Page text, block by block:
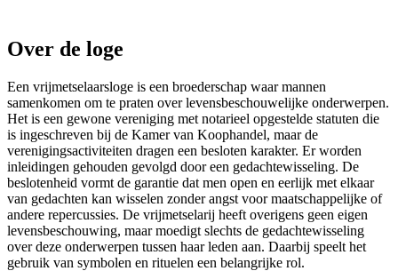
Over de loge
Een vrijmetselaarsloge is een broederschap waar mannen
samenkomen om te praten over levensbeschouwelijke onderwerpen.
Het is een gewone vereniging met notarieel opgestelde statuten die
is ingeschreven bij de Kamer van Koophandel, maar de
verenigingsactiviteiten dragen een besloten karakter. Er worden
inleidingen gehouden gevolgd door een gedachtewisseling. De
beslotenheid vormt de garantie dat men open en eerlijk met elkaar
van gedachten kan wisselen zonder angst voor maatschappelijke of
andere repercussies. De vrijmetselarij heeft overigens geen eigen
levensbeschouwing, maar moedigt slechts de gedachtewisseling
over deze onderwerpen tussen haar leden aan. Daarbij speelt het
gebruik van symbolen en rituelen een belangrijke rol.